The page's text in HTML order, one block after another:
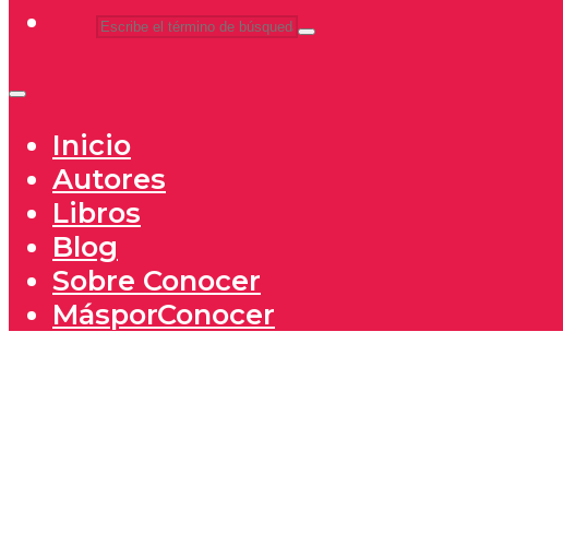
Inicio
Autores
Libros
Blog
Sobre Conocer
MásporConocer